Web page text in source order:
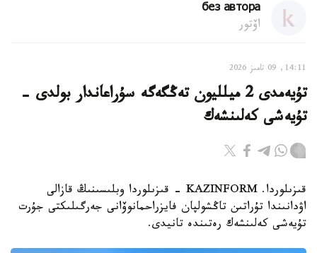
без автора
اۆتور
14:11, 09 تامىز 2026
تۇيەمدى 2 ميلليون تەڭگەگە سۇراعاندار بولدى -
تۇيەشى كەلىنشەك
قىزىلوردا. KAZINFORM - قىزىلوردا وبلىسىنىڭ قازالى
اۋدانىندا تۇراتىن تاڭشولپان فايزراحمانوۆانى جەرگىلىكتى جۇرت
تۇيەشى كەلىنشەك رەتىندە تانيدى.